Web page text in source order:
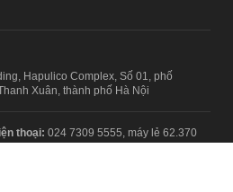
Hapulico Complex, Số 01, phố
Xuân, thành phố Hà Nội
thoại: 024 7309 5555, máy lẻ 62.370